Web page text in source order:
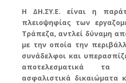
Η ΔΗ.ΣΥ.Ε. είναι η
πλειοψηφίας των
Τράπεζα, αντλεί δύναμη
με την οποία την
συνάδελφοι και
αποτελεσματικά τα
ασφαλιστικά δικαιώματα